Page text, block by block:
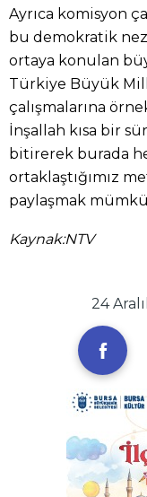
Ayrıca komisyon
bu demokratik
ortaya konulan
Türkiye Büyük
çalışmalarına
İnşallah kısa bir
bitirerek burada
ortaklaştığımız
paylaşmak
Kaynak:NTV
24